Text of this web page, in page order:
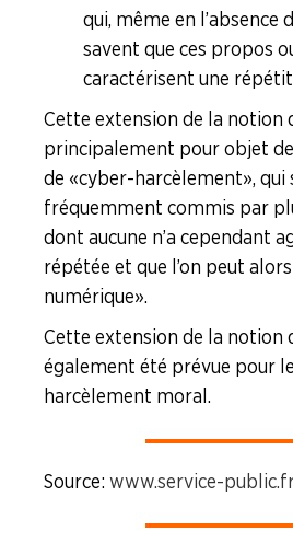
qui, même en l’absence
savent que ces propos
caractérisent une
Cette extension de la notion
principalement pour objet
de « cyber-harcèlement », qui
fréquemment commis par
dont aucune n’a cependant
répétée et que l’on peut
numérique ».
Cette extension de la notion
également été prévue pour
harcèlement moral.
Source : www.service-